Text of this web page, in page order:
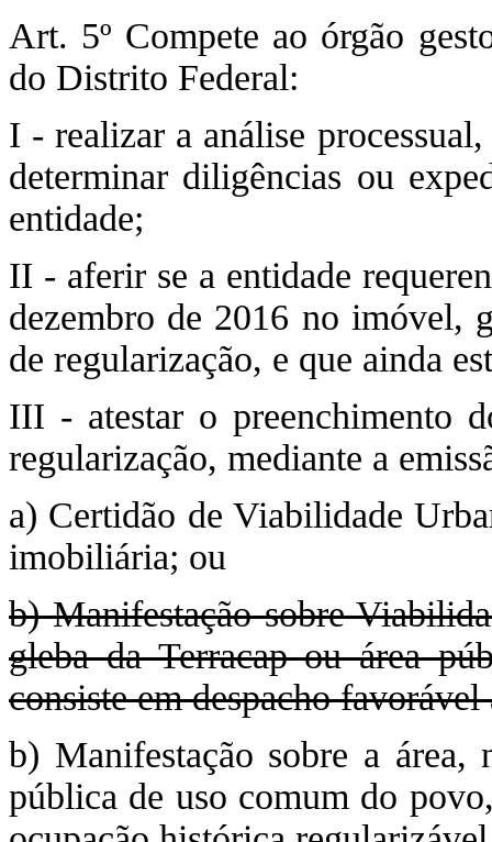
Art. 5º Compete ao órgão
do Distrito Federal:
I - realizar a análise
determinar diligências ou
entidade;
II - aferir se a entidade
dezembro de 2016 no imóvel,
de regularização, e que ainda
III - atestar o preenchimento
regularização, mediante a
a) Certidão de Viabilidade
imobiliária; ou
b) Manifestação sobre
gleba da Terracap ou área
consiste em despacho
b) Manifestação sobre a área,
pública de uso comum do